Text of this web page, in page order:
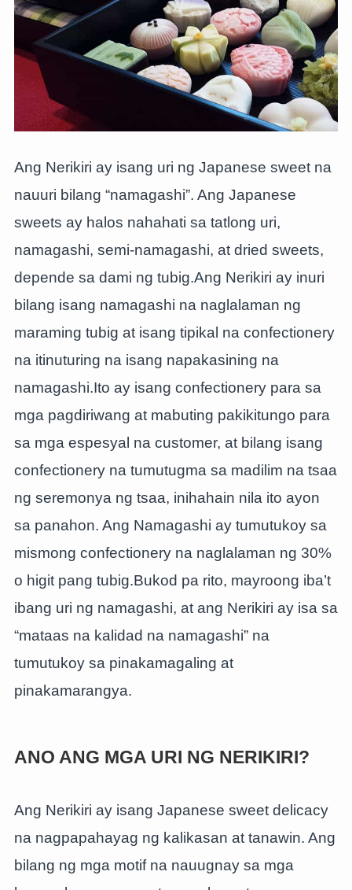
Ang Nerikiri ay isang uri ng Japanese sweet na
nauuri bilang “namagashi”. Ang Japanese
sweets ay halos nahahati sa tatlong uri,
namagashi, semi-namagashi, at dried sweets,
depende sa dami ng tubig.Ang Nerikiri ay inuri
bilang isang namagashi na naglalaman ng
maraming tubig at isang tipikal na confectionery
na itinuturing na isang napakasining na
namagashi.Ito ay isang confectionery para sa
mga pagdiriwang at mabuting pakikitungo para
sa mga espesyal na customer, at bilang isang
confectionery na tumutugma sa madilim na tsaa
ng seremonya ng tsaa, inihahain nila ito ayon
sa panahon. Ang Namagashi ay tumutukoy sa
mismong confectionery na naglalaman ng 30%
o higit pang tubig.Bukod pa rito, mayroong iba’t
ibang uri ng namagashi, at ang Nerikiri ay isa sa
“mataas na kalidad na namagashi” na
tumutukoy sa pinakamagaling at
pinakamarangya.
ANO ANG MGA URI NG NERIKIRI?
Ang Nerikiri ay isang Japanese sweet delicacy
na nagpapahayag ng kalikasan at tanawin. Ang
bilang ng mga motif na nauugnay sa mga